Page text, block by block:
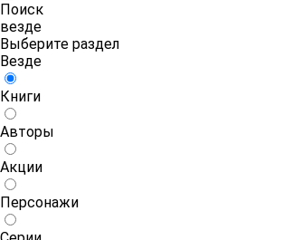
Поиск
везде
Выберите раздел
Везде
Книги
Авторы
Акции
Персонажи